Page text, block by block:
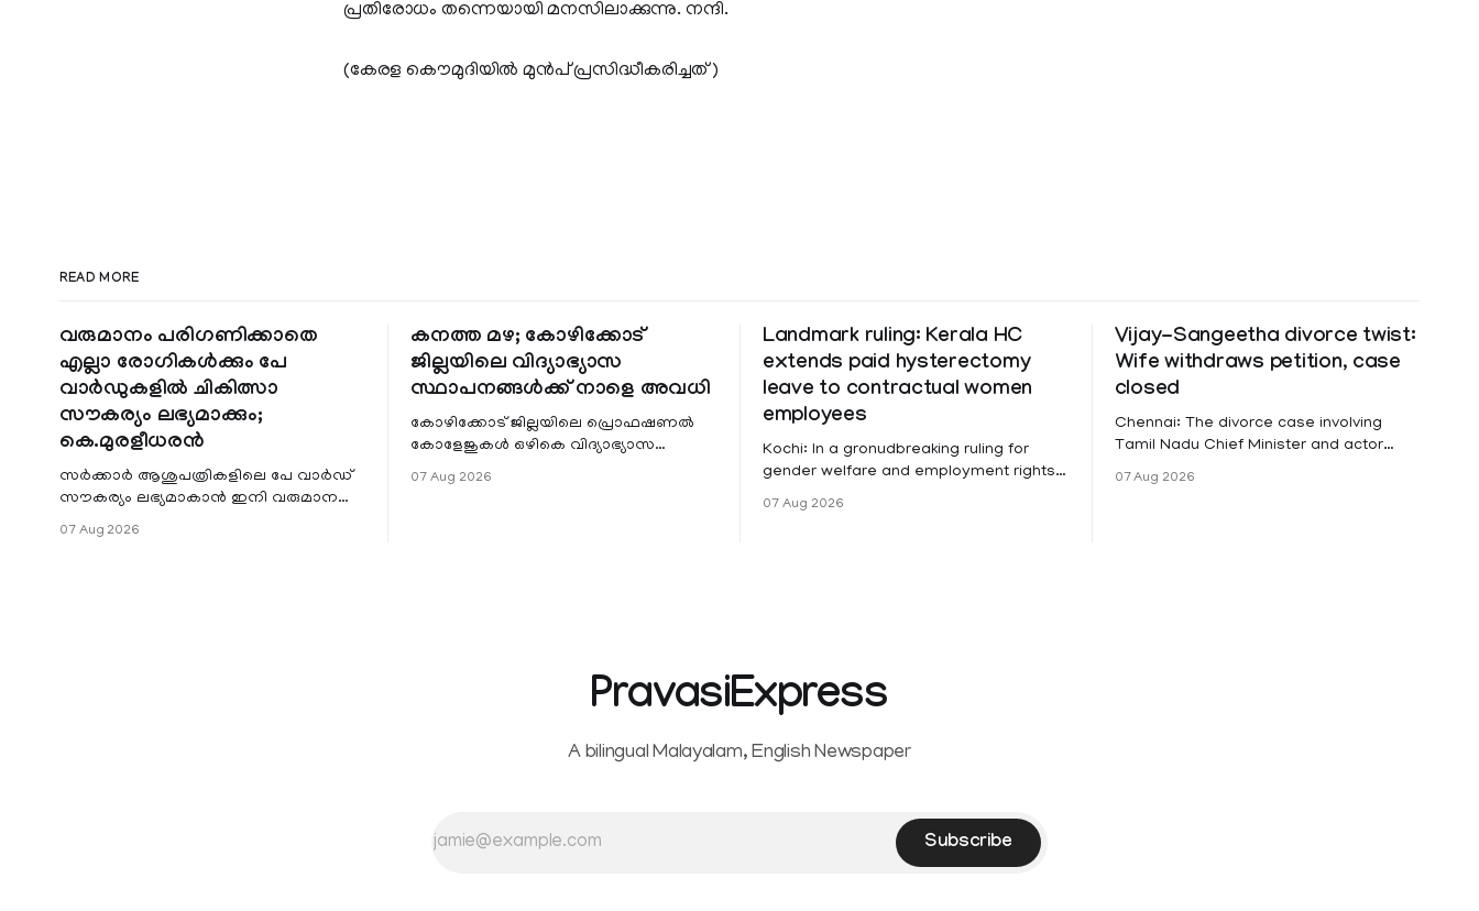
പ്രതിരോധം തന്നെയായി മനസിലാക്കുന്നു. നന്ദി.
(കേരള കൌമുദിയില്‍ മുന്‍പ് പ്രസിദ്ധീകരിച്ചത് )
READ MORE
വരുമാനം പരിഗണിക്കാതെ
എല്ലാ രോഗികൾക്കും പേ
വാർഡുകളിൽ ചികിത്സാ
സൗകര്യം ലഭ്യമാക്കും;
കെ.മുരളീധരൻ
സർക്കാർ ആശുപത്രികളിലെ പേ വാർഡ്
സൗകര്യം ലഭ്യമാകാൻ ഇനി വരുമാന
വരുമാനം പരിഗണിക്കാതെ എല്ലാ
07 Aug 2026
കനത്ത മഴ; കോഴിക്കോട്
ജില്ലയിലെ വിദ്യാഭ്യാസ
സ്ഥാപനങ്ങൾക്ക് നാളെ അവധി
കോഴിക്കോട് ജില്ലയിലെ പ്രൊഫഷണൽ
കോളേജുകൾ ഒഴികെ വിദ്യാഭ്യാസ
ജില്ലയിലെ മലയോര- തീരദേശ
07 Aug 2026
Landmark ruling: Kerala HC
extends paid hysterectomy
leave to contractual women
employees
Kochi: In a gronudbreaking ruling for
gender welfare and employment rights,
female contractual staff employed in
07 Aug 2026
Vijay-Sangeetha divorce twist:
Wife withdraws petition, case
closed
Chennai: The divorce case involving
Tamil Nadu Chief Minister and actor
Sowrnalingam has taken a new turn
07 Aug 2026
PravasiExpress
A bilingual Malayalam, English Newspaper
Subscribe